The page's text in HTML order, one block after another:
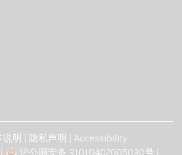
说明 隐私声明
Accessibility
沪公网安备 31010402005030号